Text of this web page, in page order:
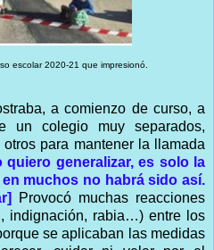
escolar 2020-21 que impresionó.
a comienzo de curso, a
colegio muy separados,
para mantener la llamada
quiero generalizar, es solo la
muchos no habrá sido así.
Provocó muchas reacciones
indignación, rabia…) entre los
se aplicaban las medidas